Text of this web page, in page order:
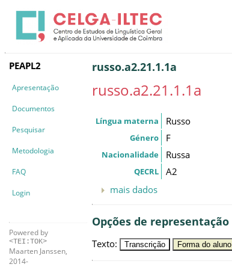
PEAPL2
Apresentação
Documentos
Pesquisar
Metodologia
FAQ
Login
Powered by
<TEI:TOK>
Maarten Janssen,
2014-
russo.a2.21.1.1a
russo.a2.21.1.1a
Língua materna Russo
Género F
Nacionalidade Russa
QECRL
A2
mais dados
Opções de representação
Texto: Transcrição Forma do aluno